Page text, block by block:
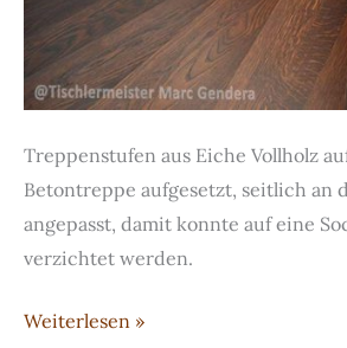
Treppenstufen aus Eiche Vollholz
Betontreppe aufgesetzt, seitlich an
angepasst, damit konnte auf eine
verzichtet werden.
Treppe
Weiterlesen »